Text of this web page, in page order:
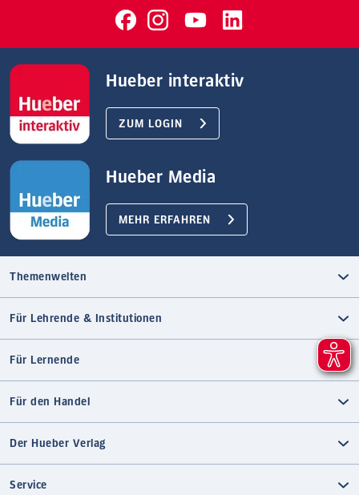
Hueber interaktiv
ZUM LOGIN
Hueber Media
MEHR ERFAHREN
Themenwelten
Für Lehrende & Institutionen
Für Lernende
Für den Handel
Der Hueber Verlag
Service